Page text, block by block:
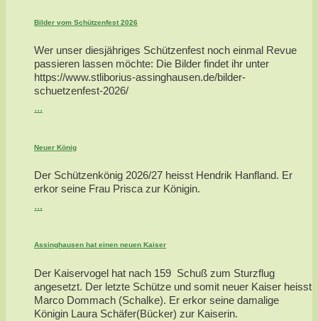
Bilder vom Schützenfest 2026
Wer unser diesjähriges Schützenfest noch einmal Revue
passieren lassen möchte: Die Bilder findet ihr unter
https://www.stliborius-assinghausen.de/bilder-
schuetzenfest-2026/
...
Neuer König
Der Schützenkönig 2026/27 heisst Hendrik Hanfland. Er
erkor seine Frau Prisca zur Königin.
...
Assinghausen hat einen neuen Kaiser
Der Kaiservogel hat nach 159 Schuß zum Sturzflug
angesetzt. Der letzte Schütze und somit neuer Kaiser heisst
Marco Dommach (Schalke). Er erkor seine damalige
Königin Laura Schäfer(Bücker) zur Kaiserin.